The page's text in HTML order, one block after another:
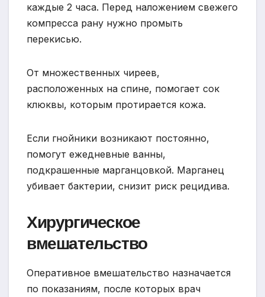
каждые 2 часа. Перед наложением свежего
компресса рану нужно промыть
перекисью.
От множественных чиреев,
расположенных на спине, помогает сок
клюквы, которым протирается кожа.
Если гнойники возникают постоянно,
помогут ежедневные ванны,
подкрашенные марганцовкой. Марганец
убивает бактерии, снизит риск рецидива.
Хирургическое
вмешательство
Оперативное вмешательство назначается
по показаниям, после которых врач